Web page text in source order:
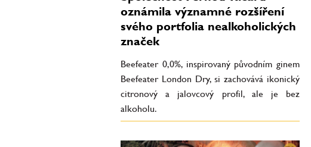
oznámila významné rozšíření
svého portfolia nealkoholických
značek
Beefeater 0,0%, inspirovaný původním ginem
Beefeater London Dry, si zachovává ikonický
citronový a jalovcový profil, ale je bez
alkoholu.